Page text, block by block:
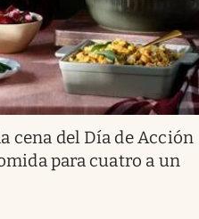
cena del Día de Acción
para cuatro a un